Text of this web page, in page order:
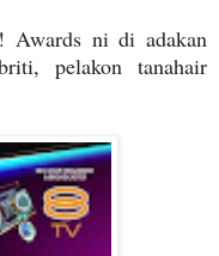
Awards ni di adakan
pelakon tanahair